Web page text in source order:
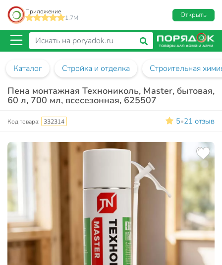
Приложение
1.7M
Открыть
Каталог Стройка и отделка Строительная
Пена монтажная Технониколь, Master, бытовая,
60 л, 700 мл, всесезонная, 625507
Код товара: 332314 5•21 отзыв